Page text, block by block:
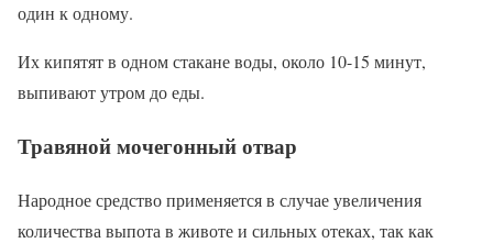
один к одному.
Их кипятят в одном стакане воды, около 10-15 минут,
выпивают утром до еды.
Травяной мочегонный отвар
Народное средство применяется в случае увеличения
количества выпота в животе и сильных отеках, так как